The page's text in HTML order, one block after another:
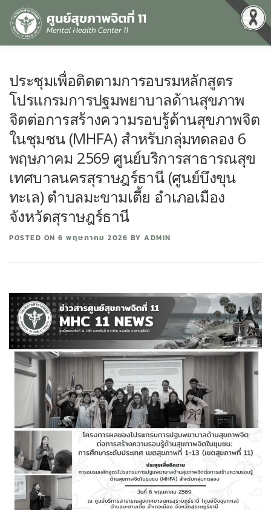
Menu
ศูนย์ข้อมูลข่าวสาร DATA CATALOG สื่อสุขภาพจิต
คู่มือ สำหรับบุคลากร
ประชุมเพื่อติดตามการอบรมหลักสูตร
โปรแกรมการปฐมพยาบาลด้านสุขภาพ
จิตต่อการสร้างความรอบรู้ด้านสุขภาพจิต
ในชุมชน (MHFA) สำหรับกลุ่มทดลอง 6
พฤษภาคม 2569 ศูนย์บริการสาธารณสุข
เทศบาลนครสุราษฎร์ธานี (ศูนย์บึงขุน
ทะเล) ตำบลมะขามเตี้ย อำเภอเมือง
จังหวัดสุราษฎร์ธานี
POSTED ON 6 พฤษภาคม 2026 BY ADMIN